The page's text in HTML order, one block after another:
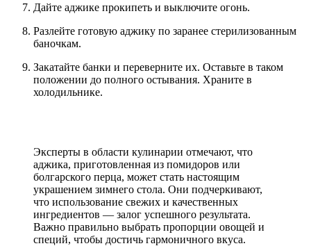
Дайте аджике прокипеть и выключите огонь.
Разлейте готовую аджику по заранее стерилизованным
баночкам.
Закатайте банки и переверните их. Оставьте в таком
положении до полного остывания. Храните в
холодильнике.
Эксперты в области кулинарии отмечают, что
аджика, приготовленная из помидоров или
болгарского перца, может стать настоящим
украшением зимнего стола. Они подчеркивают,
что использование свежих и качественных
ингредиентов — залог успешного результата.
Важно правильно выбрать пропорции овощей и
специй, чтобы достичь гармоничного вкуса.